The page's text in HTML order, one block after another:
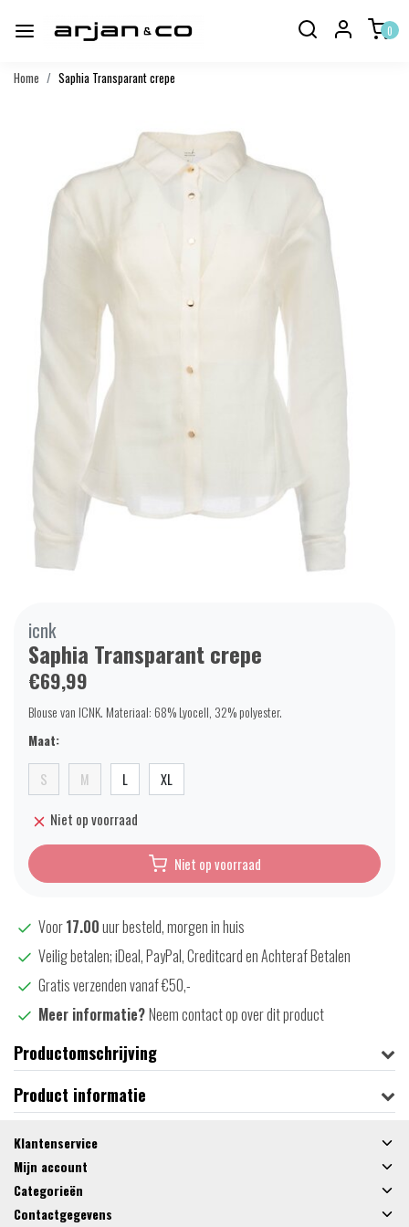
0
Home Saphia Transparant crepe
icnk
Saphia Transparant crepe
€69,99
Blouse van ICNK. Materiaal: 68% Lyocell, 32% polyester.
Maat:
S M L XL
Niet op voorraad
Niet op voorraad
Voor17.00uur besteld, morgen in huis
Veilig betalen; iDeal, PayPal, Creditcard en Achteraf Betalen
Gratis verzenden vanaf €50,-
Meer informatie?Neem contact op over dit product
Productomschrijving
Product informatie
Klantenservice
Mijn account
Categorieën
Contactgegevens